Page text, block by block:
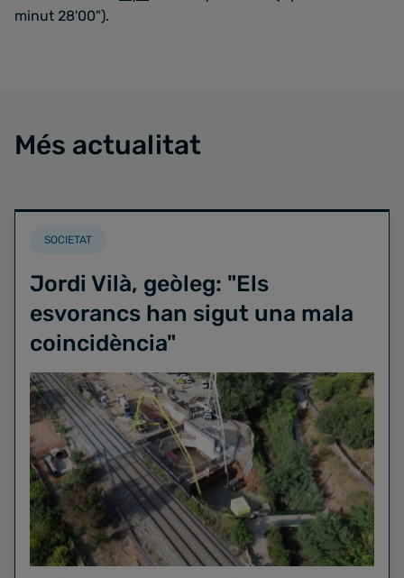
minut 28'00").
Més actualitat
SOCIETAT
Jordi Vilà, geòleg: "Els
esvorancs han sigut una mala
coincidència"